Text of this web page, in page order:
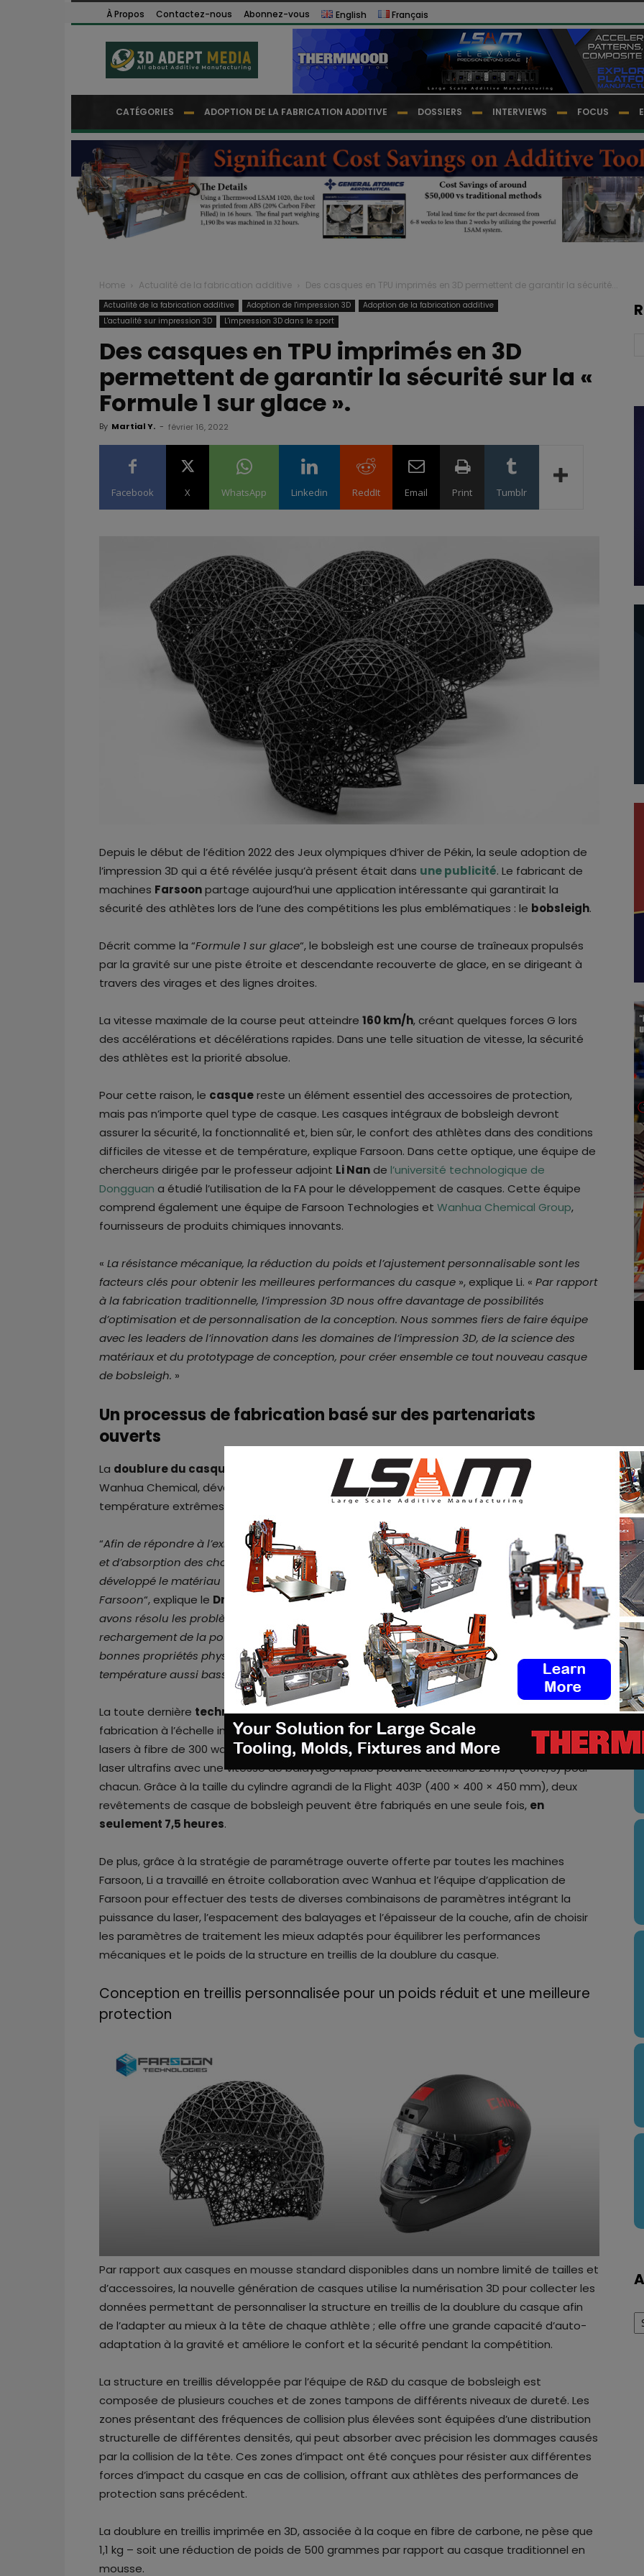
À Propos Contactez-nous Abonnez-vous English Français
CATÉGORIES ADOPTION DE LA FABRICATION ADDITIVE DOSSIERS INTERVIEWS FOCUS
Home Actualité de la fabrication additive Des casques en TPU imprimés en 3D permettent de garantir la sécurité...
Actualité de la fabrication additive Adoption de l'impression 3D
Adoption de la fabrication additive
L'actualité sur impression 3D
L'impression 3D dans le sport
Des casques en TPU imprimés en 3D
permettent de garantir la sécurité sur la «
Formule 1 sur glace ».
By Martial Y. - février 16, 2022
Facebook X WhatsApp Linkedin ReddIt Email Print Tumblr
Depuis le début de l’édition 2022 des Jeux olympiques d’hiver de Pékin, la seule adoption de
l’impression 3D qui a été révélée jusqu’à présent était dans une publicité. Le fabricant de
machines Farsoonpartage aujourd’hui une application intéressante qui garantirait la
sécurité des athlètes lors de l’une des compétitions les plus emblématiques : le bobsleigh.
Décrit comme la “Formule 1 sur glace“, le bobsleigh est une course de traîneaux propulsés
par la gravité sur une piste étroite et descendante recouverte de glace, en se dirigeant à
travers des virages et des lignes droites.
La vitesse maximale de la course peut atteindre 160 km/h, créant quelques forces G lors
des accélérations et décélérations rapides. Dans une telle situation de vitesse, la sécurité
des athlètes est la priorité absolue.
Pour cette raison, le casquereste un élément essentiel des accessoires de protection,
mais pas n’importe quel type de casque. Les casques intégraux de bobsleigh devront
assurer la sécurité, la fonctionnalité et, bien sûr, le confort des athlètes dans des conditions
difficiles de vitesse et de température, explique Farsoon. Dans cette optique, une équipe de
chercheurs dirigée par le professeur adjoint Li Nande l’université technologique de
Dongguan a étudié l’utilisation de la FA pour le développement de casques. Cette équipe
comprend également une équipe de Farsoon Technologies et Wanhua Chemical Group,
fournisseurs de produits chimiques innovants.
« La résistance mécanique, la réduction du poids et l’ajustement personnalisable sont les
facteurs clés pour obtenir les meilleures performances du casque », explique Li. « Par rapport
à la fabrication traditionnelle, l’impression 3D nous offre davantage de possibilités
d’optimisation et de personnalisation de la conception. Nous sommes fiers de faire équipe
avec les leaders de l’innovation dans les domaines de l’impression 3D, de la science des
matériaux et du prototypage de conception, pour créer ensemble ce tout nouveau casque
de bobsleigh. »
Un processus de fabrication basé sur des partenariats
ouverts
La doublure du casque de bobsleigh
est fabriquée avec le matériau TPU spécialisé de
Wanhua Chemical, développé pour ses excellentes performances dans des conditions de
température extrêmes, et produit par la technologie double laser Flight® de Farsoon.
“Afin de répondre à l’exigence d’une excellente capacité de charge, de résistance aux chocs
et d’absorption des chocs pour la doublure du casque, nous avons spécifiquement
développé le matériau TPU WF-PU95AB pour le processus de frittage laser à fibre de
Farsoon“, explique le Dr Yang Jie , directeur de la stratégie R&D de Wanhua Chemical. “Nous
avons résolu les problèmes techniques difficiles tels que l’absorption du laser, le
rechargement de la poudre pour le traitement du matériau TPU ; et nous avons obtenu de
bonnes propriétés physiques, notamment l’élasticité et la flexibilité, même à une
température aussi basse que -35°C.”
La toute dernière technologie Flight® à double laser à fibrede Farsoon permet une
fabrication à l’échelle industrielle avec le matériau TPU ; elle tire parti de deux puissants
lasers à fibre de 300 watts et de deux systèmes optiques dynamiques, créant deux spots
laser ultrafins avec une vitesse de balayage rapide pouvant atteindre 20 m/s (66ft/s) pour
chacun. Grâce à la taille du cylindre agrandi de la Flight 403P (400 × 400 × 450 mm), deux
revêtements de casque de bobsleigh peuvent être fabriqués en une seule fois, en
seulement 7,5 heures.
De plus, grâce à la stratégie de paramétrage ouverte offerte par toutes les machines
Farsoon, Li a travaillé en étroite collaboration avec Wanhua et l’équipe d’application de
Farsoon pour effectuer des tests de diverses combinaisons de paramètres intégrant la
puissance du laser, l’espacement des balayages et l’épaisseur de la couche, afin de choisir
les paramètres de traitement les mieux adaptés pour équilibrer les performances
mécaniques et le poids de la structure en treillis de la doublure du casque.
Conception en treillis personnalisée pour un poids réduit et une meilleure
protection
Par rapport aux casques en mousse standard disponibles dans un nombre limité de tailles et
d’accessoires, la nouvelle génération de casques utilise la numérisation 3D pour collecter les
données permettant de personnaliser la structure en treillis de la doublure du casque afin
de l’adapter au mieux à la tête de chaque athlète ; elle offre une grande capacité d’auto-
adaptation à la gravité et améliore le confort et la sécurité pendant la compétition.
La structure en treillis développée par l’équipe de R&D du casque de bobsleigh est
composée de plusieurs couches et de zones tampons de différents niveaux de dureté. Les
zones présentant des fréquences de collision plus élevées sont équipées d’une distribution
structurelle de différentes densités, qui peut absorber avec précision les dommages causés
par la collision de la tête. Ces zones d’impact ont été conçues pour résister aux différentes
forces d’impact du casque en cas de collision, offrant aux athlètes des performances de
protection sans précédent.
La doublure en treillis imprimée en 3D, associée à la coque en fibre de carbone, ne pèse que
1,1 kg – soit une réduction de poids de 500 grammes par rapport au casque traditionnel en
mousse.